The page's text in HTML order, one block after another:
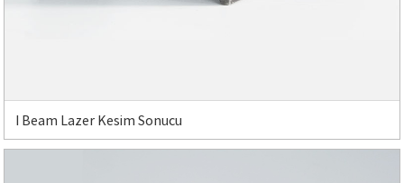
I Beam Lazer Kesim Sonucu